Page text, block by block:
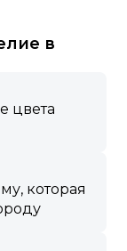
в
цвета
которая